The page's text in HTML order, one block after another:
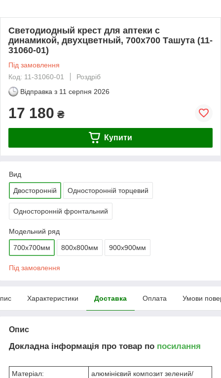
Светодиодный крест для аптеки с
динамикой, двухцветный, 700х700 Ташута (11-
31060-01)
Під замовлення
Код: 11-31060-01
Роздріб
Відправка з 11 серпня 2026
17 180 ₴
Купити
Вид
Двосторонній Односторонній торцевий
Односторонній фронтальний
Модельний ряд
700х700мм 800х800мм 900х900мм
Під замовлення
Характеристики Доставка Оплата Умови
Опис
Докладна інформація про товар по посилання
Матеріал:
алюмінієвий композит зелений/